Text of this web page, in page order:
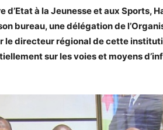
d’Etat à la Jeunesse et aux Sports,
bureau, une délégation de
le directeur régional de cette
sur les voies et moyens